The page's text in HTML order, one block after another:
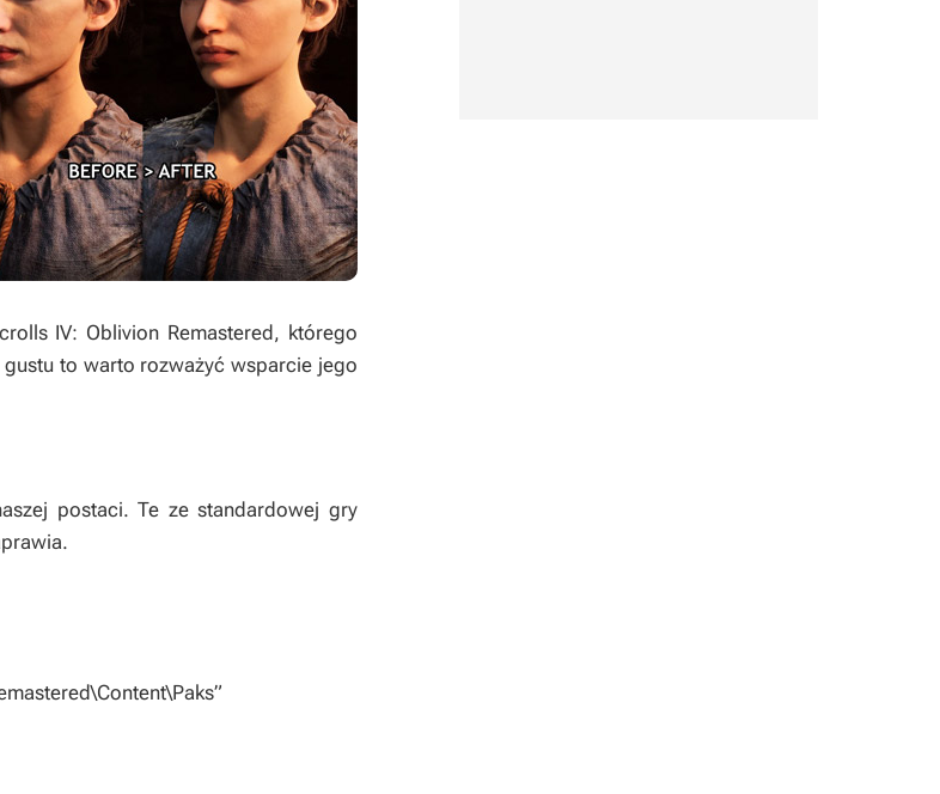
IV: Oblivion Remastered, którego
to warto rozważyć wsparcie jego
postaci. Te ze standardowej gry